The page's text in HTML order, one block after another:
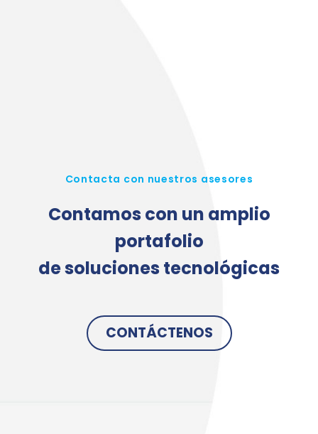
Contacta con nuestros asesores
Contamos con un amplio
portafolio
de soluciones tecnológicas
CONTÁCTENOS